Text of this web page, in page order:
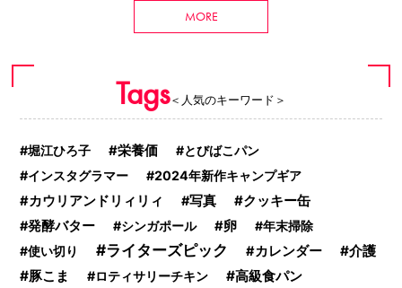
MORE
Tags＜人気のキーワード＞
堀江ひろ子 栄養価
とびばこパン
インスタグラマー
2024年新作キャンプギア
カウリアンドリィリィ 写真 クッキー缶
発酵バター シンガポール 卵
年末掃除
使い切り
ライターズピック カレンダー
介護
豚こま
ロティサリーチキン
高級食パン